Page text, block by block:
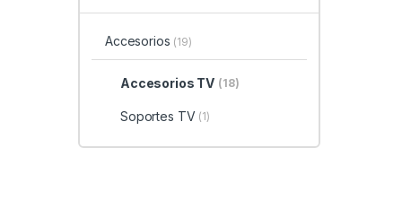
Accesorios (19)
Accesorios TV (18)
Soportes TV (1)